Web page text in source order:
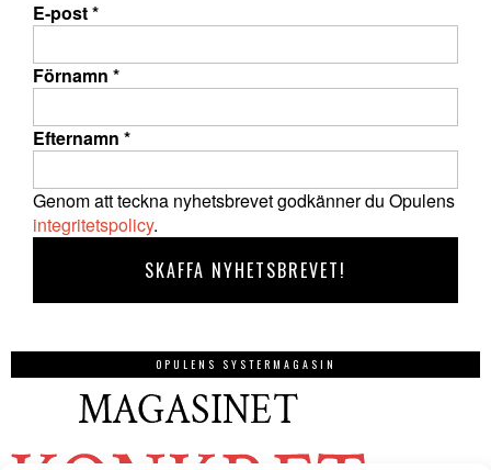
E-post*
Förnamn *
Efternamn *
Genom att teckna nyhetsbrevet godkänner du Opulens
integritetspolicy.
OPULENS SYSTERMAGASIN